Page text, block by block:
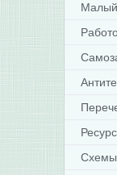
Малый
Схемы